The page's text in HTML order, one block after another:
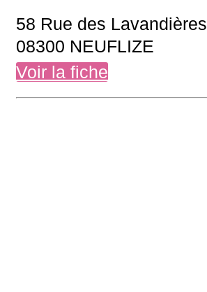
58 Rue des Lavandières
08300 NEUFLIZE
Voir la fiche